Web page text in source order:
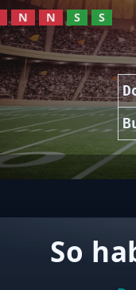
N N S S
So